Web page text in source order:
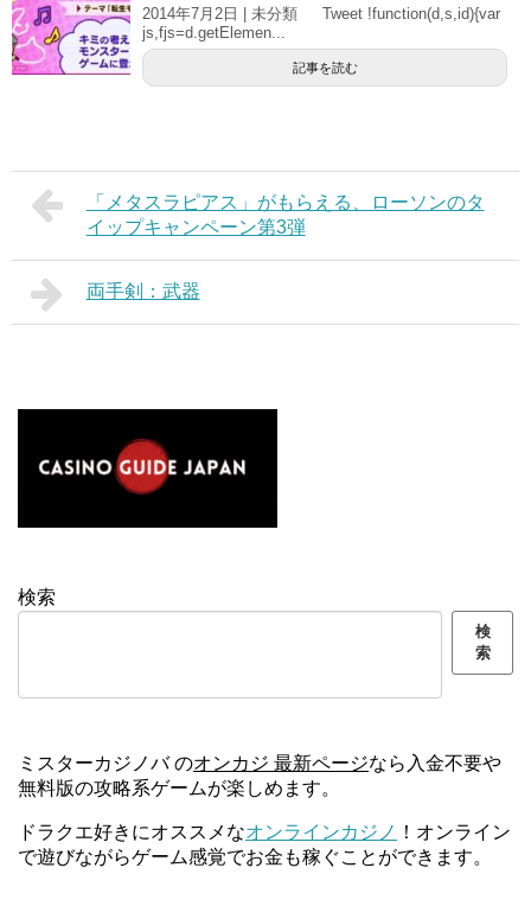
2014年7月2日 | 未分類 Tweet !function(d,s,id){var
js,fjs=d.getElemen...
記事を読む
「メタスラピアス」がもらえる、ローソンのタ
イップキャンペーン第3弾
両手剣：武器
検索
検
索
ミスターカジノバ のオンカジ 最新ページなら入金不要や
無料版の攻略系ゲームが楽しめます。
ドラクエ好きにオススメなオンラインカジノ ！オンライン
で遊びながらゲーム感覚でお金も稼ぐことができます。